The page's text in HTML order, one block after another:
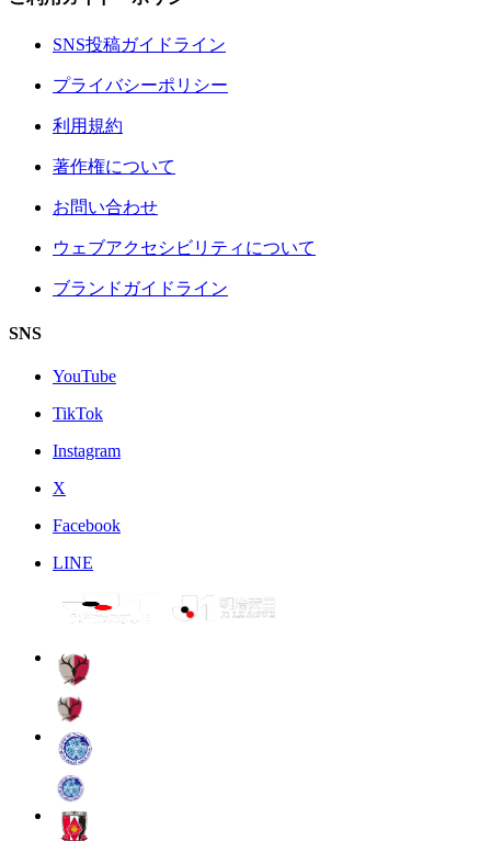
SNS投稿ガイドライン
プライバシーポリシー
利用規約
著作権について
お問い合わせ
ウェブアクセシビリティについて
ブランドガイドライン
SNS
YouTube
TikTok
Instagram
X
Facebook
LINE